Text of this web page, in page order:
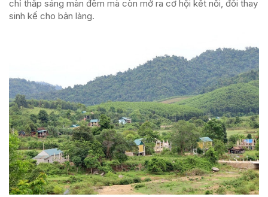
chỉ thắp sáng màn đêm mà còn mở ra cơ hội kết nối, đổi thay
sinh kế cho bản làng.